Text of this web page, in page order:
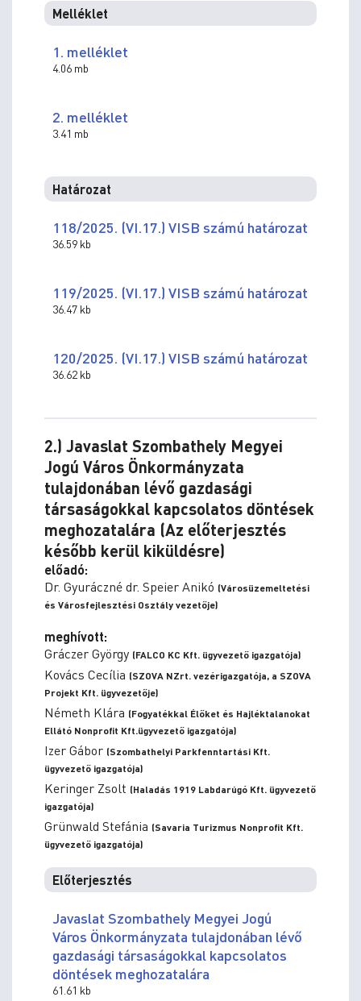
Melléklet
1. melléklet
4.06 mb
2. melléklet
3.41 mb
Határozat
118/2025. (VI.17.) VISB számú határozat
36.59 kb
119/2025. (VI.17.) VISB számú határozat
36.47 kb
120/2025. (VI.17.) VISB számú határozat
36.62 kb
2.) Javaslat Szombathely Megyei
Jogú Város Önkormányzata
tulajdonában lévő gazdasági
társaságokkal kapcsolatos döntések
meghozatalára (Az előterjesztés
később kerül kiküldésre)
előadó:
Dr. Gyuráczné dr. Speier Anikó (Városüzemeltetési
és Városfejlesztési Osztály vezetője)
meghívott:
Gráczer György (FALCO KC Kft. ügyvezető igazgatója)
Kovács Cecília (SZOVA NZrt. vezérigazgatója, a SZOVA
Projekt Kft. ügyvezetője)
Németh Klára (Fogyatékkal Élőket és Hajléktalanokat
Ellátó Nonprofit Kft.ügyvezető igazgatója)
Izer Gábor (Szombathelyi Parkfenntartási Kft.
ügyvezető igazgatója)
Keringer Zsolt (Haladás 1919 Labdarúgó Kft. ügyvezető
igazgatója)
Grünwald Stefánia (Savaria Turizmus Nonprofit Kft.
ügyvezető igazgatója)
Előterjesztés
Javaslat Szombathely Megyei Jogú
Város Önkormányzata tulajdonában lévő
gazdasági társaságokkal kapcsolatos
döntések meghozatalára
61.61 kb